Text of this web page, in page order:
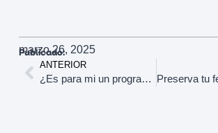
Publicado:
marzo 26, 2025
ANTERIOR
¿Es para mi un programa multiciclo? Que puedo esperar